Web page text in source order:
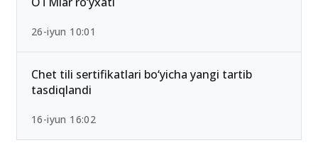
2026-yilda eng past ball bilan kirsa bo‘ladigan
OTMlar ro‘yxati
26-iyun 10:01
Chet tili sertifikatlari bo‘yicha yangi tartib
tasdiqlandi